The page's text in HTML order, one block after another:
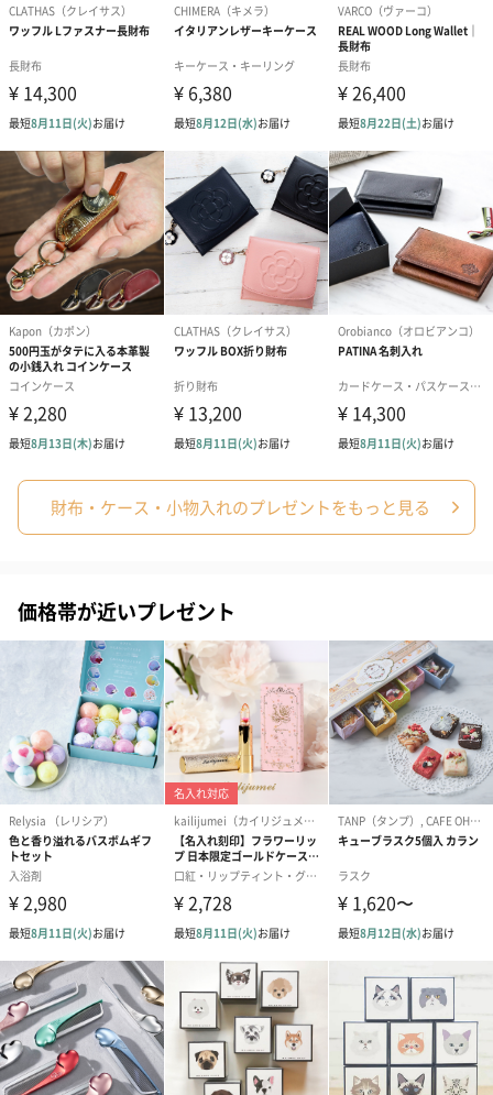
アールグレイ（HAPPY
BIRTHDAY TO YOU）
（660円）
アールグレイティー
（660円）
フルーツティ
スイーツ
スイーツを同梱してお届けいたします。ギフトへの＋αにおすすめ
です。
ゼリーバウム カット
（レモン＆紅茶）（432
円）
（バナナ味）（540円）
3層デザート
ェ〜国産フル
り〜 3号（864
スキンケアグッズ
スキンケアグッズを同梱してお届けします。
ハンドクリーム3本セッ
ト【ありがとう】
（1,100円）
シャワージェル＆ハン
ドクリーム（ピンクグ
（2,145円）
ドクリーム（
円）
リラックスグッズ
リラックスグッズを同梱してお届けします。
財布・ケース・小物入れのプレゼントをもっと見る
価格帯が近いプレゼント